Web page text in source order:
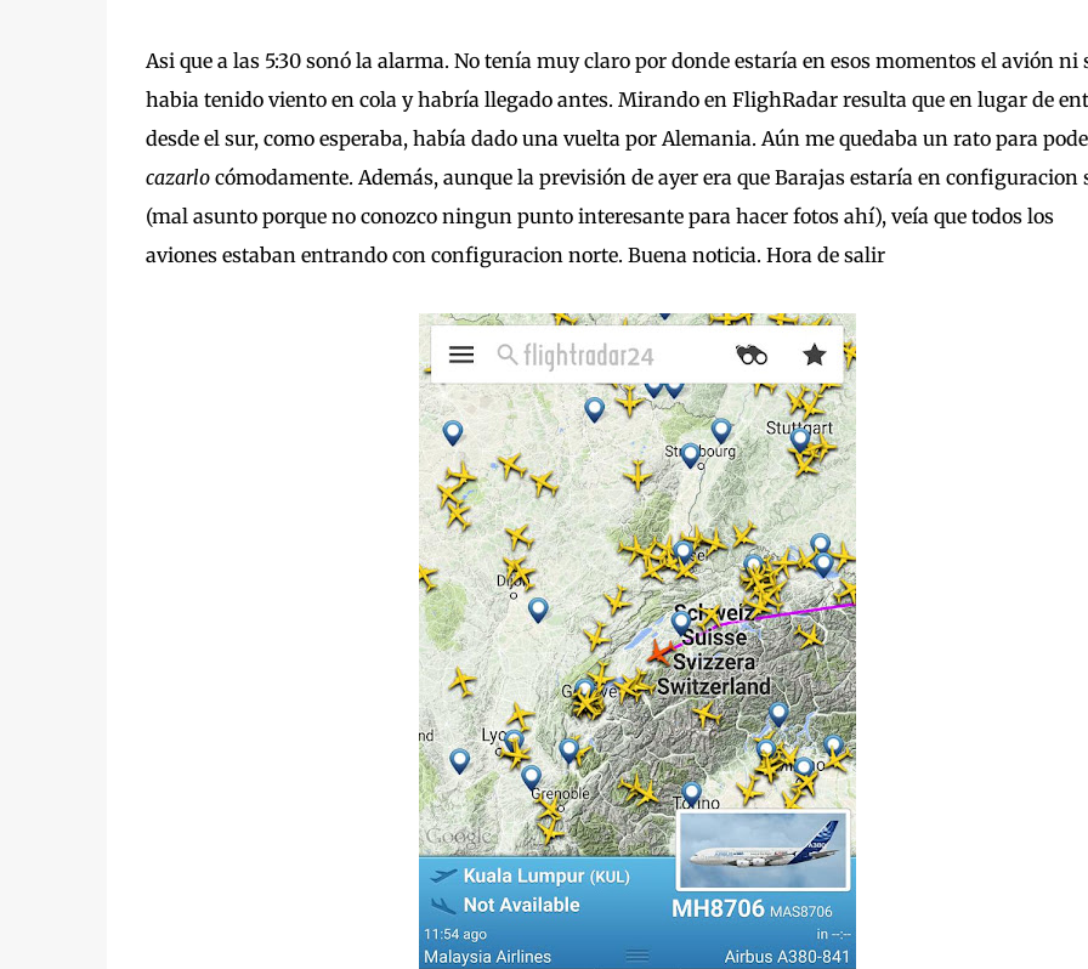
Asi que a las 5:30 sonó la alarma. No tenía muy claro por donde estaría en esos momentos el avión ni
habia tenido viento en cola y habría llegado antes. Mirando en FlighRadar resulta que en lugar de
desde el sur, como esperaba, había dado una vuelta por Alemania. Aún me quedaba un rato para
cazarlocómodamente. Además, aunque la previsión de ayer era que Barajas estaría en configuracion
(mal asunto porque no conozco ningun punto interesante para hacer fotos ahí), veía que todos los
aviones estaban entrando con configuracion norte. Buena noticia. Hora de salir